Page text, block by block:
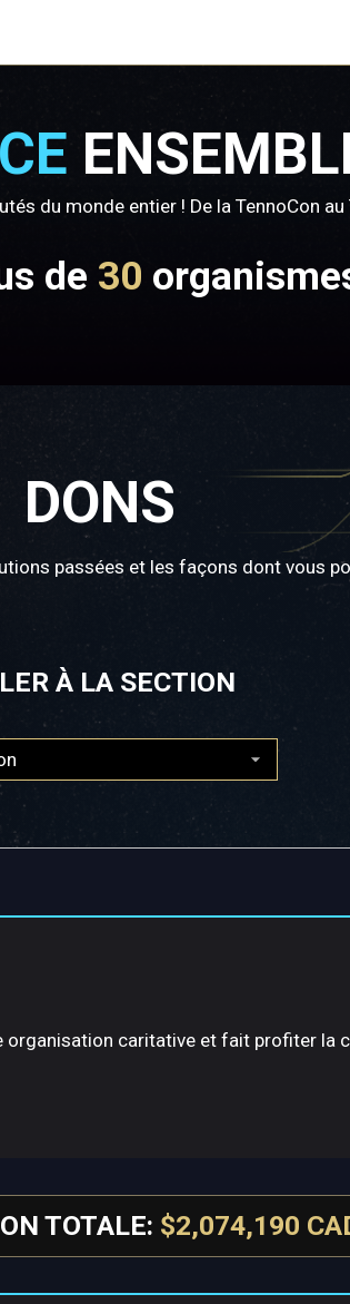
du monde entier ! De la TennoCon
de 30
DONS
passées et les façons dont vous
À LA SECTION
organisation caritative et fait profiter la
TOTALE: $2,074,190